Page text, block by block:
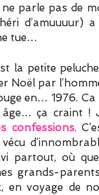
parle pas de
d’amuuuur)
tue…
la petite
Noël par
en… 1976.
ça craint !
confessions.
partout, où
grands-
en voyage de